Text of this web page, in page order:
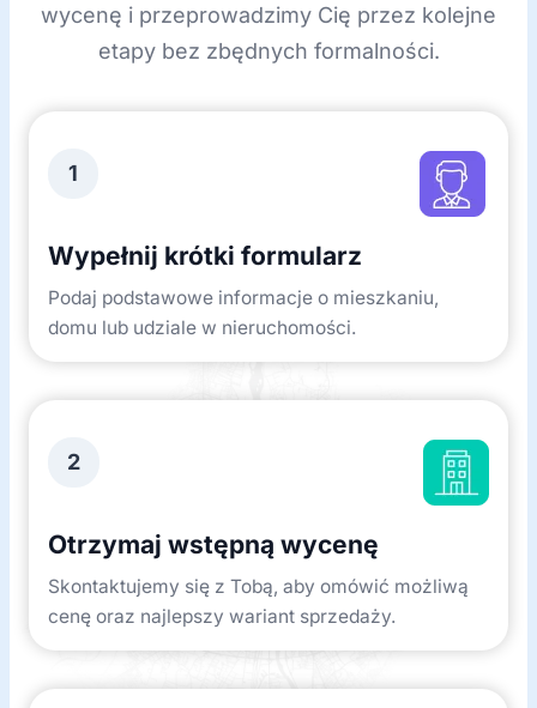
wycenę i przeprowadzimy Cię przez kolejne
etapy bez zbędnych formalności.
1
Wypełnij krótki formularz
Podaj podstawowe informacje o mieszkaniu,
domu lub udziale w nieruchomości.
2
Otrzymaj wstępną wycenę
Skontaktujemy się z Tobą, aby omówić możliwą
cenę oraz najlepszy wariant sprzedaży.